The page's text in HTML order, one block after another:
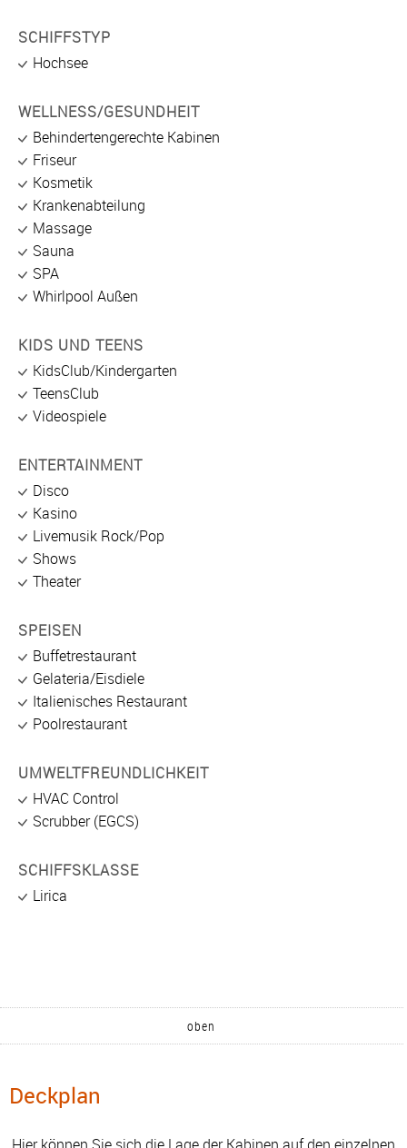
SCHIFFSTYP
Hochsee
WELLNESS/GESUNDHEIT
Behindertengerechte Kabinen
Friseur
Kosmetik
Krankenabteilung
Massage
Sauna
SPA
Whirlpool Außen
KIDS UND TEENS
KidsClub/Kindergarten
TeensClub
Videospiele
ENTERTAINMENT
Disco
Kasino
Livemusik Rock/Pop
Shows
Theater
SPEISEN
Buffetrestaurant
Gelateria/Eisdiele
Italienisches Restaurant
Poolrestaurant
UMWELTFREUNDLICHKEIT
HVAC Control
Scrubber (EGCS)
SCHIFFSKLASSE
Lirica
oben
Deckplan